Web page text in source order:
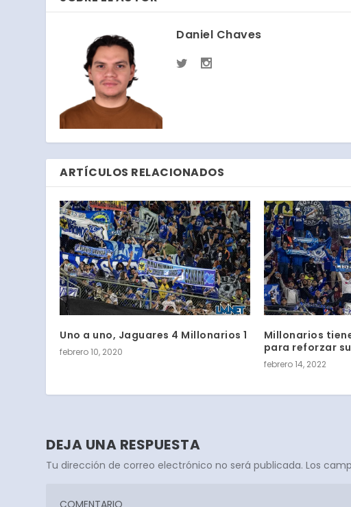
Daniel Chaves
ARTÍCULOS RELACIONADOS
Uno a uno, Jaguares 4 Millonarios 1
febrero 10, 2020
Millonarios
para reforzar
febrero 14, 2022
DEJA UNA RESPUESTA
Tu dirección de correo electrónico no será publicada. Los